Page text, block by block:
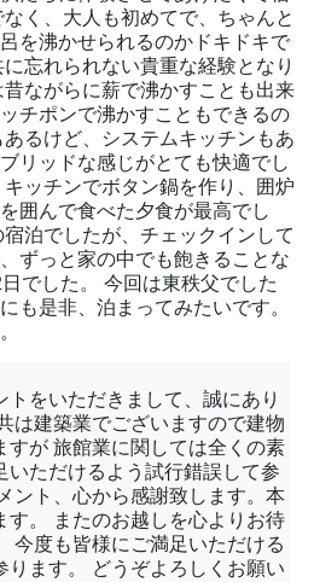
く、大人も初めてで、ちゃんと
を沸かせられるのかドキドキで
忘れられない貴重な経験となり
ながらに薪で沸かすことも出来
チポンで沸かすこともできるの
るけど、システムキッチンもあ
リッドな感じがとても快適でし
ッチンでボタン鍋を作り、囲炉
囲んで食べた夕食が最高でし
泊でしたが、チェックインして
ずっと家の中でも飽きることな
でした。 今回は東秩父でした
も是非、泊まってみたいです。
をいただきまして、誠にあり
は建築業でございますので建物
すが 旅館業に関しては全くの素
いただけるよう試行錯誤して参
ント、心から感謝致します。本
す。 またのお越しを心よりお待
今度も皆様にご満足いただける
ります。 どうぞよろしくお願い